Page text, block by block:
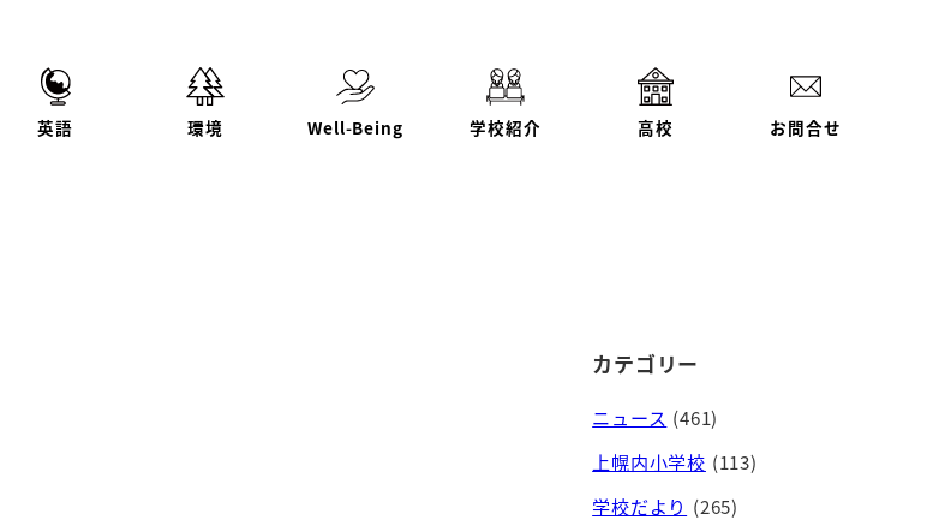
英語 環境 Well-Being 学校紹介 高校 お問合せ
カテゴリー
ニュース (461)
上幌内小学校 (113)
学校だより (265)